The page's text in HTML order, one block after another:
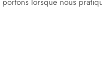
avec nos amis. Une
sacs aident les joueurs à